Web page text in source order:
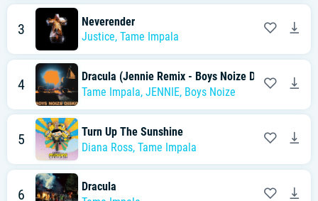
3
Neverender
Justice, Tame Impala
4
Dracula (Jennie Remix - Boys Noize Disko Version)
Tame Impala, JENNIE, Boys Noize
5
Turn Up The Sunshine
Diana Ross, Tame Impala
6
Dracula